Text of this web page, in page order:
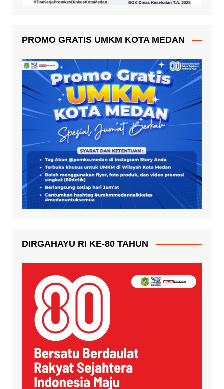
PROMO GRATIS UMKM KOTA MEDAN
DIRGAHAYU RI KE-80 TAHUN